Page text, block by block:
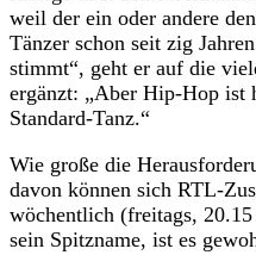
weil der ein oder andere
Tänzer schon seit zig
stimmt“, geht er auf die
ergänzt: „Aber Hip-Hop ist
Standard-Tanz.“
Wie große die
davon können sich RTL-
wöchentlich (freitags,
sein Spitzname, ist es